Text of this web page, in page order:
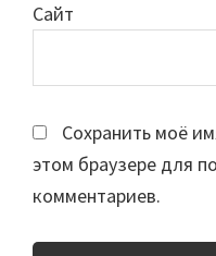
Сайт
Сохранить моё
этом браузере для
комментариев.